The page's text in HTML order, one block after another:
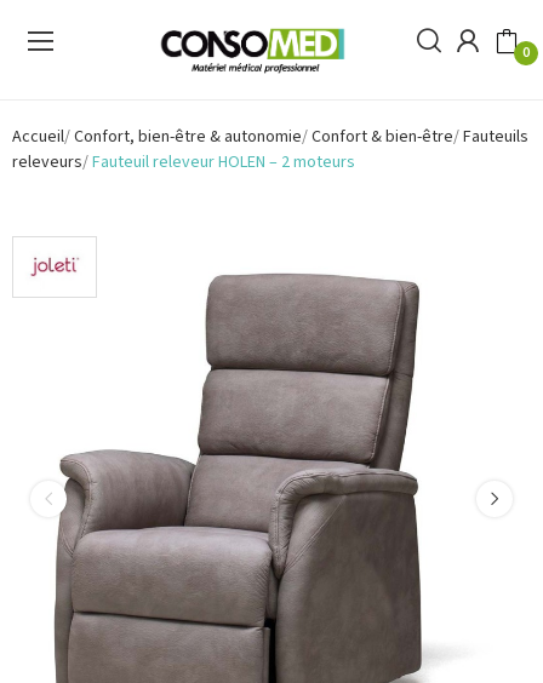
0
Accueil Confort, bien-être & autonomie Confort & bien-être Fauteuils
releveurs Fauteuil releveur HOLEN – 2 moteurs